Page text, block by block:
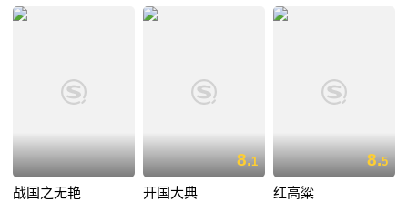
战国之无艳
8.1
开国大典
8.5
红高粱